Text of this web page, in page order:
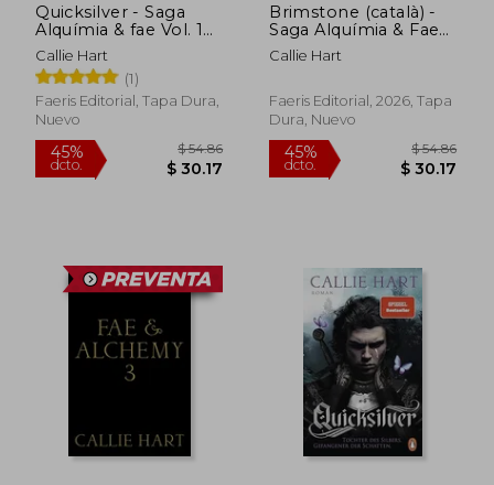
45%
dcto.
$ 46.83
$ 25.76
45%
dcto. $
Quicksilver - Saga
Alquímia & fae Vol. 1
(Primera Edició en
Tapa Dura amb Cants
Tintats) (en Catalán)
Callie Hart
(1)
Faeris Editorial, Tapa Dura,
Nuevo
Brimstone (català) -
Saga Alquímia & Fae
vol. 2 (primera edició
en tapa dura amb
Català,)
Callie Hart
Faeris Editorial, 2026, Tapa
Dura, Nuevo